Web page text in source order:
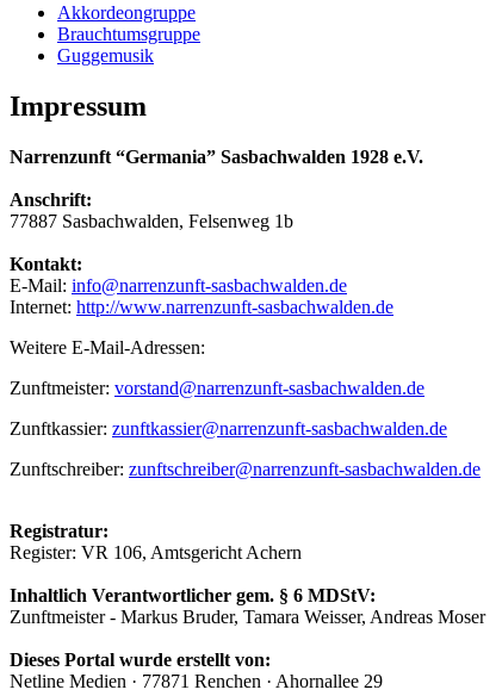
Akkordeongruppe
Brauchtumsgruppe
Guggemusik
Impressum
Narrenzunft “Germania” Sasbachwalden 1928 e.V.
Anschrift:
77887 Sasbachwalden, Felsenweg 1b
Kontakt:
E-Mail: info@narrenzunft-sasbachwalden.de
Internet: http://www.narrenzunft-sasbachwalden.de
Weitere E-Mail-Adressen:
Zunftmeister: vorstand@narrenzunft-sasbachwalden.de
Zunftkassier: zunftkassier@narrenzunft-sasbachwalden.de
Zunftschreiber: zunftschreiber@narrenzunft-sasbachwalden.de
Registratur:
Register: VR 106, Amtsgericht Achern
Inhaltlich Verantwortlicher gem. § 6 MDStV:
Zunftmeister - Markus Bruder, Tamara Weisser, Andreas Moser
Dieses Portal wurde erstellt von:
Netline Medien · 77871 Renchen · Ahornallee 29